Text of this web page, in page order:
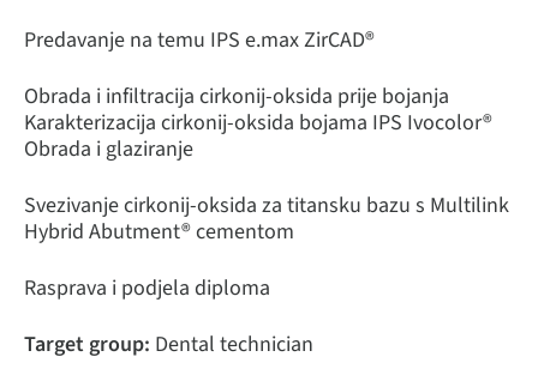
Predavanje na temu IPS e.max ZirCAD®
Obrada i infiltracija cirkonij-oksida prije bojanja
Karakterizacija cirkonij-oksida bojama IPS Ivocolor®
Obrada i glaziranje
Svezivanje cirkonij-oksida za titansku bazu s Multilink
Hybrid Abutment® cementom
Rasprava i podjela diploma
Target group: Dental technician